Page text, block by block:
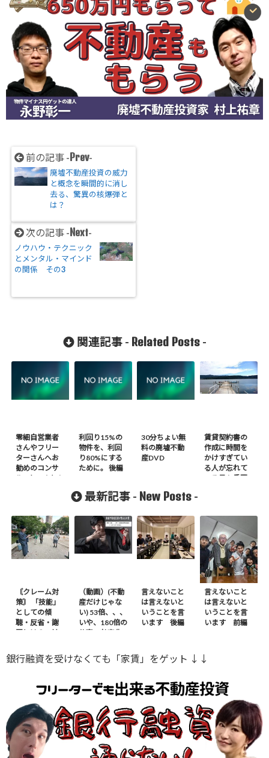
前の記事 -Prev-
廃墟不動産投資の威力
と概念を瞬間的に消し
去る、驚異の核爆弾と
は？
次の記事 -Next-
ノウハウ・テクニック
とメンタル・マインド
の関係 その3
関連記事 - Related Posts-
零細自営業者
さんやフリー
ターさんへお
勧めのコンサ
ル—ちゃんとし
利回り15%の
物件を、利回
り80%にする
ために。 後編
30分ちょい無
料の廃墟不動
産DVD
賃貸契約書の
作成に時間を
かけすぎてい
る人が忘れて
いる最も重要
最新記事 - New Posts -
〘クレーム対
策〙 「技能」
としての傾
聴・反省・謝
罪とは？ – 前
（動画）(不動
産だけじゃな
い) 53倍、、、
いや、180倍の
仕事の効率化
言えないこと
は言えないと
いうことを言
います 後編
言えないこと
は言えないと
いうことを言
います 前編
銀行融資を受けなくても「家賃」をゲット ↓↓